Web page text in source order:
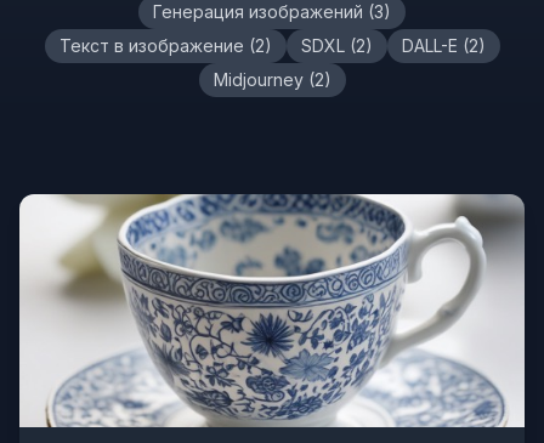
Генерация изображений (3)
Текст в изображение (2) SDXL (2) DALL-E (2)
Midjourney(2)